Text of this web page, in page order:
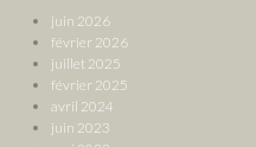
juin 2026
février 2026
juillet 2025
février 2025
avril 2024
juin 2023